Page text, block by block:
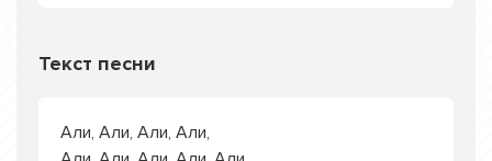
Текст песни
Али, Али, Али, Али,